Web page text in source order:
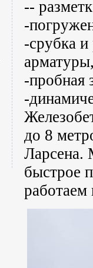
--
-
-cpубка и
-пробная
-
до 8
Ларсена.
быстроe
работаем